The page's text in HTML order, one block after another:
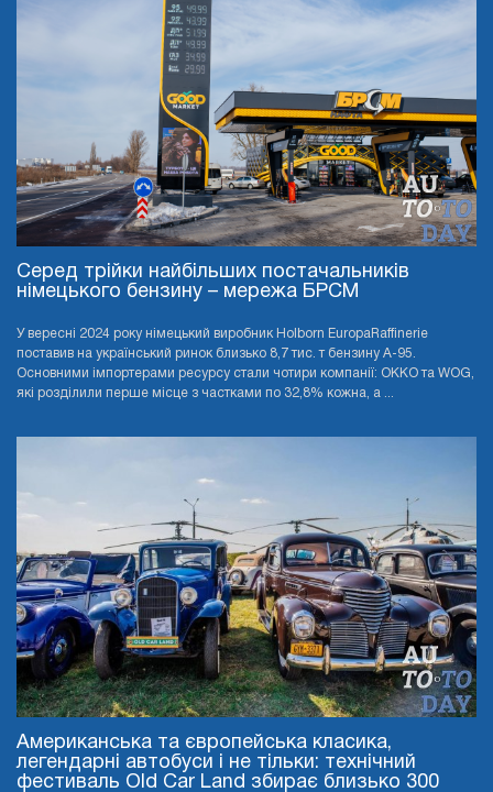
Серед трійки найбільших постачальників
німецького бензину – мережа БРСМ
У вересні 2024 року німецький виробник Holborn EuropaRaffinerie
поставив на український ринок близько 8,7 тис. т бензину А-95.
Основними імпортерами ресурсу стали чотири компанії: OKKO та WOG,
які розділили перше місце з частками по 32,8% кожна, а ...
Американська та європейська класика,
легендарні автобуси і не тільки: технічний
фестиваль Old Car Land збирає близько 300